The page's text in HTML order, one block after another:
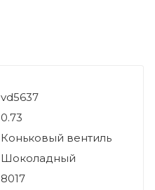
vd5637
0.73
Коньковый вентиль
Шоколадный
8017